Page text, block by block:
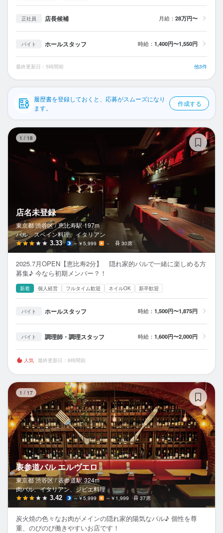
食べログ求人PRESS
プライバシーポリシー
利用規約
企業情報
正社員 店長候補 月給： 28万円〜
バイト ホールスタッフ 時給： 1,400円〜1,550円
最終更新日：5時間前 他3件
履歴書を登録しておくと、応募がスムーズになり
ます。
作成する
1 / 18
店名未登録
東京都 渋谷区 / 恵比寿駅 197m
バル、スペイン料理、イタリアン
3.33 ～￥5,999 － 30席
2025.7月OPEN【恵比寿2分】 隠れ家的バルで一緒に楽しめる方
募集♪ 今なら初期メンバー？！
新着 個人経営 フルタイム歓迎 ネイルOK 新卒歓迎
バイト ホールスタッフ 時給： 1,500円〜1,875円
バイト 調理師・調理スタッフ 時給： 1,600円〜2,000円
人気 最終更新日：6時間前
1 / 17
表参道バル エルヴエロ
東京都 渋谷区 / 表参道駅 324m
肉バル、イタリアン、ジビエ料理
3.42 ～￥5,999 ～￥1,999 37席
炭火焼の色々なお肉がメインの隠れ家的陽気なバル♪ 個性を尊
重、のびのび働きやすいお店です！